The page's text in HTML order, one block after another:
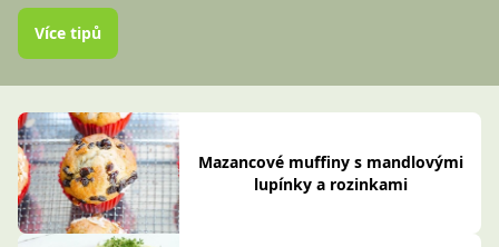
Více tipů
Mazancové muffiny s mandlovými
lupínky a rozinkami